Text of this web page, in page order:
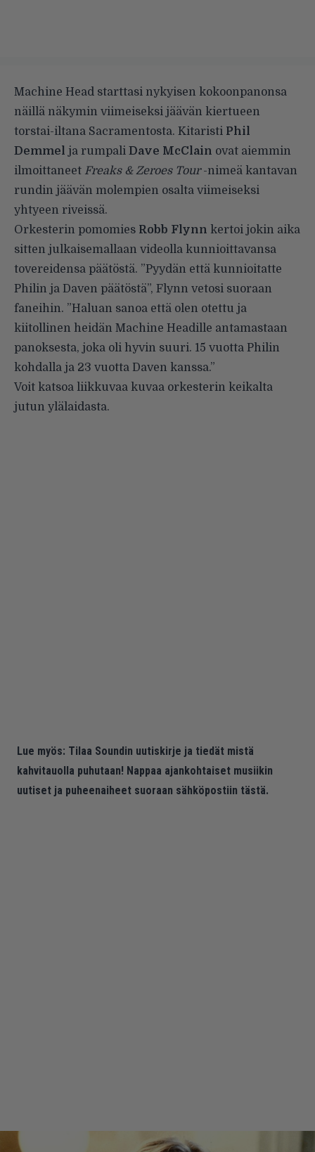
Machine Head starttasi nykyisen kokoonpanonsa
näillä näkymin viimeiseksi jäävän kiertueen
torstai-iltana Sacramentosta. Kitaristi Phil
Demmel ja rumpali Dave McClain ovat aiemmin
ilmoittaneet Freaks & Zeroes Tour-nimeä kantavan
rundin jäävän molempien osalta viimeiseksi
yhtyeen riveissä.
Orkesterin pomomies Robb Flynn kertoi jokin aika
sitten julkaisemallaan videolla kunnioittavansa
tovereidensa päätöstä. ”Pyydän että kunnioitatte
Philin ja Daven päätöstä”, Flynn vetosi suoraan
faneihin. ”Haluan sanoa että olen otettu ja
kiitollinen heidän Machine Headille antamastaan
panoksesta, joka oli hyvin suuri. 15 vuotta Philin
kohdalla ja 23 vuotta Daven kanssa.”
Voit katsoa liikkuvaa kuvaa orkesterin keikalta
jutun ylälaidasta.
Lue myös: Tilaa Soundin uutiskirje ja tiedät mistä
kahvitauolla puhutaan! Nappaa ajankohtaiset musiikin
uutiset ja puheenaiheet suoraan sähköpostiin tästä.